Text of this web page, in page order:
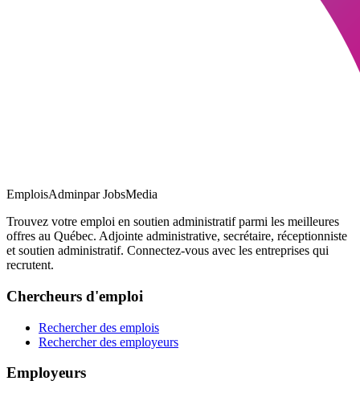
EmploisAdminpar JobsMedia
Trouvez votre emploi en soutien administratif parmi les meilleures
offres au Québec. Adjointe administrative, secrétaire, réceptionniste
et soutien administratif. Connectez-vous avec les entreprises qui
recrutent.
Chercheurs d'emploi
Rechercher des emplois
Rechercher des employeurs
Employeurs